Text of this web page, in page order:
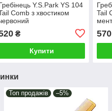
Y.S.Park YS 104
Comb з хвостиком
₴
Купити
Tail
570
Топ продажів –5%